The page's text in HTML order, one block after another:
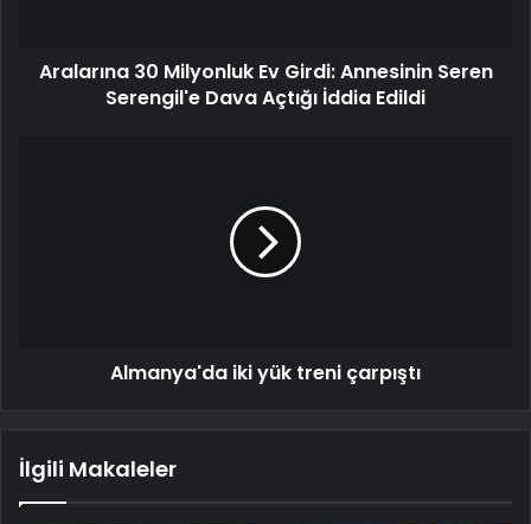
Aralarına 30 Milyonluk Ev Girdi: Annesinin Seren
Serengil'e Dava Açtığı İddia Edildi
Almanya'da iki yük treni çarpıştı
İlgili Makaleler